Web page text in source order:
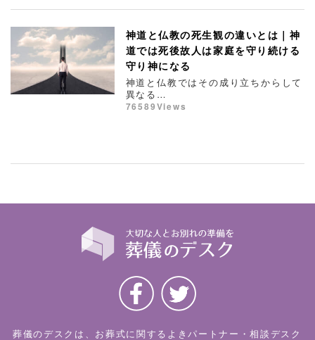
神道と仏教の死生観の違いとは｜神
道では死後故人は家庭を守り続ける
守り神になる
神道と仏教ではその成り立ちからして
異なる…
76589Views
葬儀のデスクは、お葬式に関するよきパートナー・相談デスク